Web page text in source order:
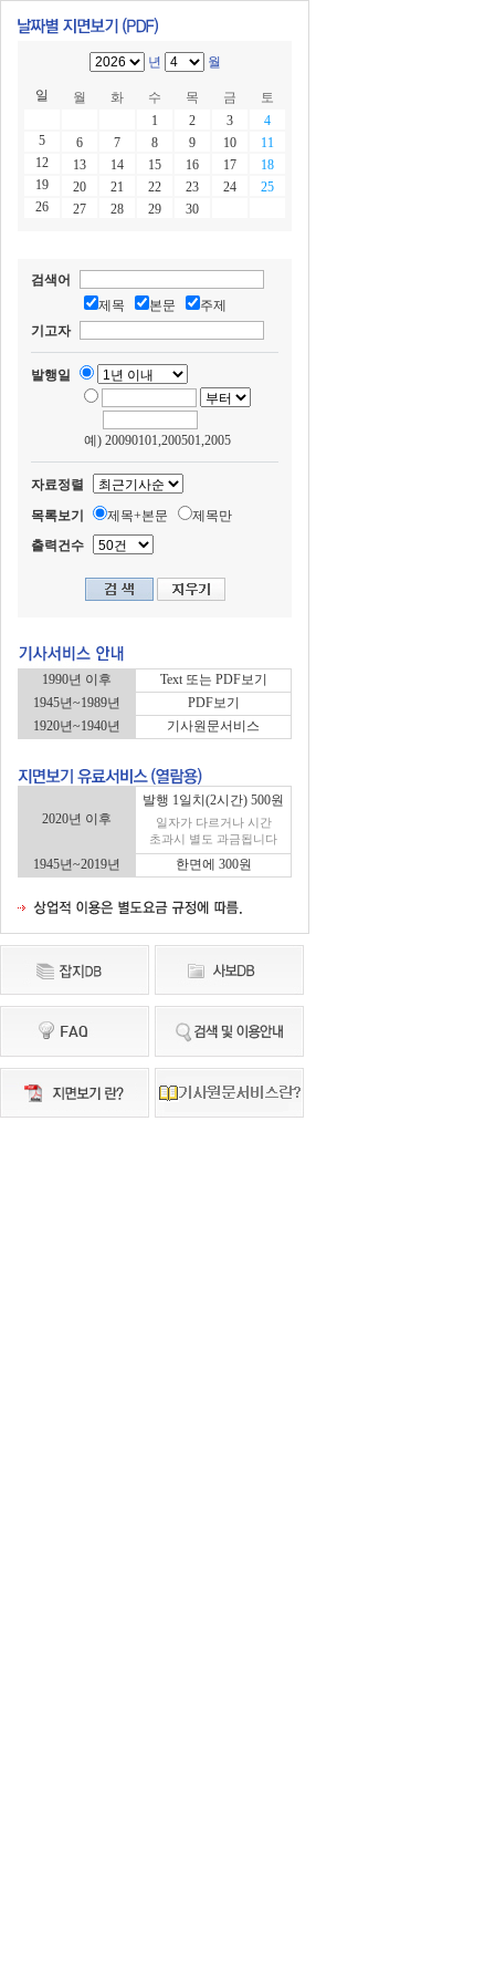
년 월
일 월 화 수 목 금
토
1
2 3
4
5
6 7 8 9 10
11
12
13 14 15 16 17
18
19
20 21 22 23 24
25
26
27 28 29 30
검색어
제목
본문
주제
기고자
발행일
예) 20090101,200501,2005
자료정렬
목록보기
제목+본문
제목만
출력건수
1990년 이후
Text 또는 PDF보기
1945년~1989년
PDF보기
1920년~1940년
기사원문서비스
2020년 이후
발행 1일치(2시간) 500원
일자가 다르거나 시간
초과시 별도 과금됩니다
1945년~2019년 한면에 300원